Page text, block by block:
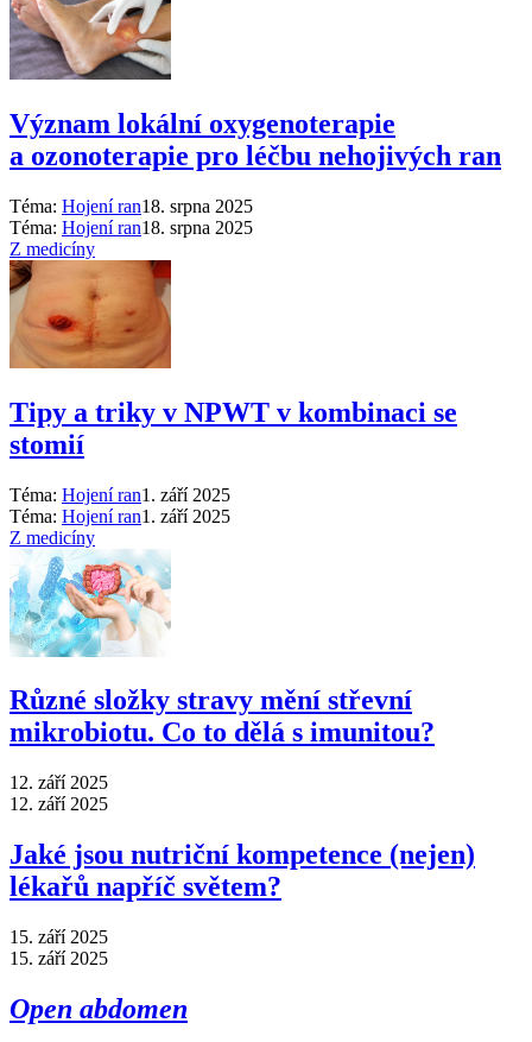
Význam lokální oxygenoterapie
a ozonoterapie pro léčbu nehojivých ran
Téma: Hojení ran18. srpna 2025
Téma: Hojení ran18. srpna 2025
Z medicíny
Tipy a triky v NPWT v kombinaci se
stomií
Téma: Hojení ran1. září 2025
Téma: Hojení ran1. září 2025
Z medicíny
Různé složky stravy mění střevní
mikrobiotu. Co to dělá s imunitou?
12. září 2025
12. září 2025
Jaké jsou nutriční kompetence (nejen)
lékařů napříč světem?
15. září 2025
15. září 2025
Open abdomen